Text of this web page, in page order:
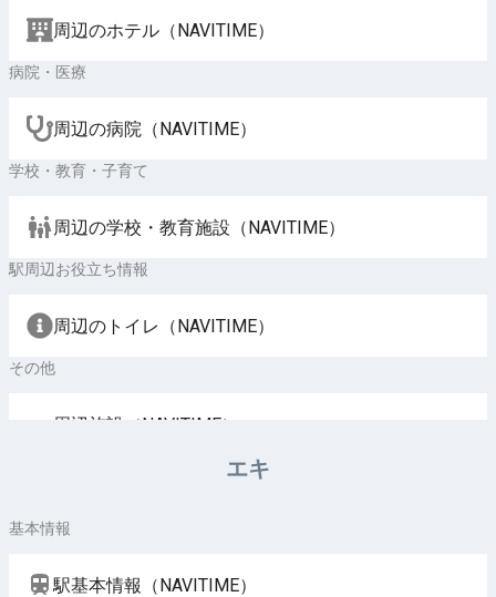
周辺のホテル（NAVITIME）
病院・医療
周辺の病院（NAVITIME）
学校・教育・子育て
周辺の学校・教育施設（NAVITIME）
駅周辺お役立ち情報
周辺のトイレ（NAVITIME）
その他
周辺施設（NAVITIME）
エキ
基本情報
駅基本情報（NAVITIME）